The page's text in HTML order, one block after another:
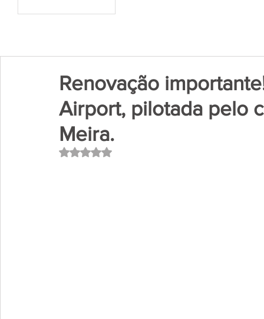
Renovação
Airport, pilotada pelo
Meira.
Avaliado com NaN de 5 estrelas.